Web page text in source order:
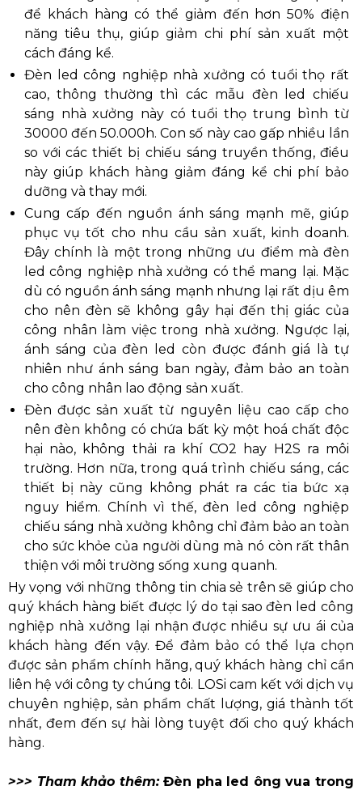
để khách hàng có thể giảm đến hơn 50% điện
năng tiêu thụ, giúp giảm chi phí sản xuất một
cách đáng kể.
Đèn led công nghiệp nhà xưởng có tuổi thọ rất
cao, thông thường thì các mẫu đèn led chiếu
sáng nhà xưởng này có tuổi thọ trung bình từ
30000 đến 50.000h. Con số này cao gấp nhiều lần
so với các thiết bị chiếu sáng truyền thống, điều
này giúp khách hàng giảm đáng kể chi phí bảo
dưỡng và thay mới.
Cung cấp đến nguồn ánh sáng mạnh mẽ, giúp
phục vụ tốt cho nhu cầu sản xuất, kinh doanh.
Đây chính là một trong những ưu điểm mà đèn
led công nghiệp nhà xưởng có thể mang lại. Mặc
dù có nguồn ánh sáng mạnh nhưng lại rất dịu êm
cho nên đèn sẽ không gây hại đến thị giác của
công nhân làm việc trong nhà xưởng. Ngược lại,
ánh sáng của đèn led còn được đánh giá là tự
nhiên như ánh sáng ban ngày, đảm bảo an toàn
cho công nhân lao động sản xuất.
Đèn được sản xuất từ nguyên liệu cao cấp cho
nên đèn không có chứa bất kỳ một hoá chất độc
hại nào, không thải ra khí CO2 hay H2S ra môi
trường. Hơn nữa, trong quá trình chiếu sáng, các
thiết bị này cũng không phát ra các tia bức xạ
nguy hiểm. Chính vì thế, đèn led công nghiệp
chiếu sáng nhà xưởng không chỉ đảm bảo an toàn
cho sức khỏe của người dùng mà nó còn rất thân
thiện với môi trường sống xung quanh.
Hy vọng với những thông tin chia sẻ trên sẽ giúp cho
quý khách hàng biết được lý do tại sao đèn led công
nghiệp nhà xưởng lại nhận được nhiều sự ưu ái của
khách hàng đến vậy. Để đảm bảo có thể lựa chọn
được sản phẩm chính hãng, quý khách hàng chỉ cần
liên hệ với công ty chúng tôi. LOSi cam kết với dịch vụ
chuyên nghiệp, sản phẩm chất lượng, giá thành tốt
nhất, đem đến sự hài lòng tuyệt đối cho quý khách
hàng.
>>> Tham khảo thêm:Đèn pha led ông vua trong